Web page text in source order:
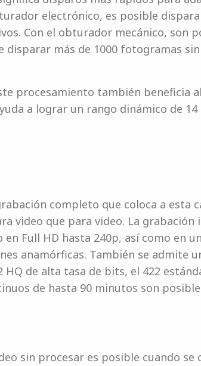
electrónico, es posible
Con el obturador mecánico, son
disparar más de 1000 fotogramas sin
procesamiento también beneficia al
a lograr un rango dinámico de 14
completo que coloca a esta
video que para video. La grabación
Full HD hasta 240p, así como en
anamórficas. También se admite
HQ de alta tasa de bits, el 422
de hasta 90 minutos son
sin procesar es posible cuando se